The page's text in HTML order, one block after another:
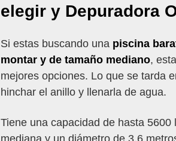
elegir y Depuradora
Si estas buscando una piscina
montar y de tamaño mediano,
mejores opciones. Lo que se tarda
hinchar el anillo y llenarla de agua.
Tiene una capacidad de hasta 5600
mediana y un diámetro de 3,6